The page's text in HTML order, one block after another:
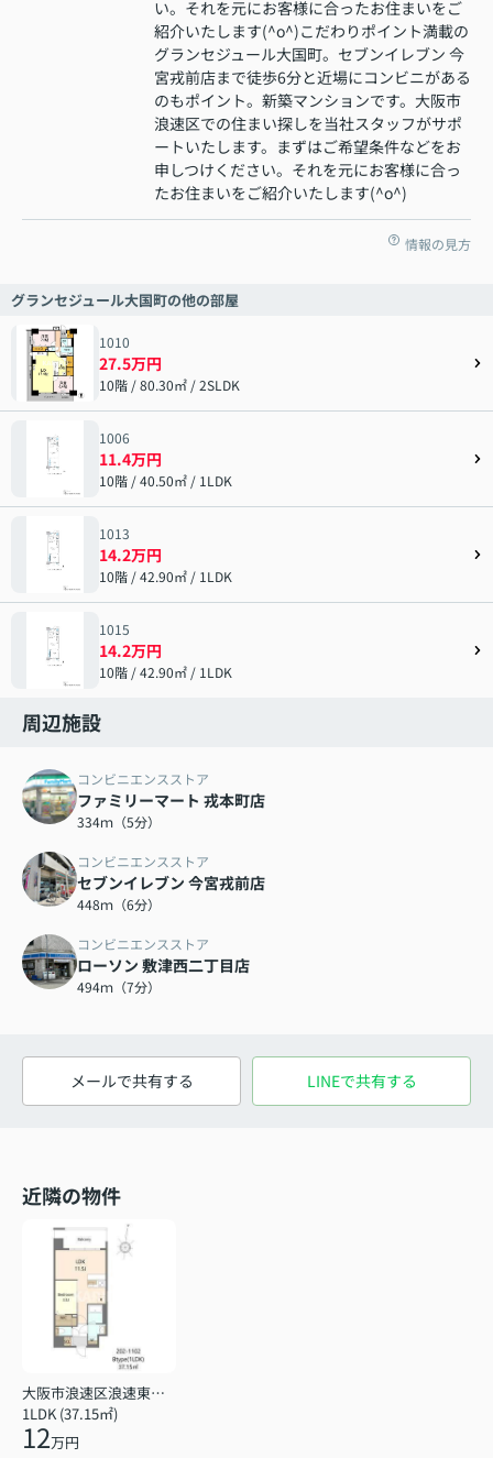
い。それを元にお客様に合ったお住まいをご
紹介いたします(^o^)こだわりポイント満載の
グランセジュール大国町。セブンイレブン 今
宮戎前店まで徒歩6分と近場にコンビニがある
のもポイント。新築マンションです。大阪市
浪速区での住まい探しを当社スタッフがサポ
ートいたします。まずはご希望条件などをお
申しつけください。それを元にお客様に合っ
たお住まいをご紹介いたします(^o^)
情報の見方
グランセジュール大国町の他の部屋
1010
27.5万円
10階 / 80.30㎡ / 2SLDK
1006
11.4万円
10階 / 40.50㎡ / 1LDK
1013
14.2万円
10階 / 42.90㎡ / 1LDK
1015
14.2万円
10階 / 42.90㎡ / 1LDK
周辺施設
コンビニエンスストア
ファミリーマート 戎本町店
334ｍ（5分）
コンビニエンスストア
セブンイレブン 今宮戎前店
448ｍ（6分）
コンビニエンスストア
ローソン 敷津西二丁目店
494ｍ（7分）
メールで共有する LINEで共有する
近隣の物件
大阪市浪速区浪速東１丁目
1LDK (37.15㎡)
12万円